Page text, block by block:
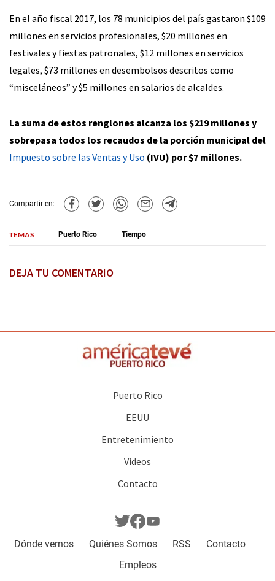
En el año fiscal 2017, los 78 municipios del país gastaron $109
millones en servicios profesionales, $20 millones en
festivales y fiestas patronales, $12 millones en servicios
legales, $73 millones en desembolsos descritos como
“misceláneos” y $5 millones en salarios de alcaldes.
La suma de estos renglones alcanza los $219 millones y
sobrepasa todos los recaudos de la porción municipal del
Impuesto sobre las Ventas y Uso (IVU) por $7 millones.
Compartir en:
TEMAS Puerto Rico Tiempo
DEJA TU COMENTARIO
Puerto Rico
EEUU
Entretenimiento
Videos
Contacto
Dónde vernos Quiénes Somos RSS
Contacto
Empleos